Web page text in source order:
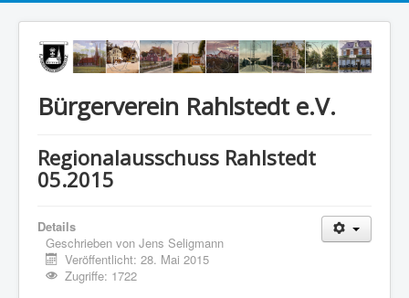
Bürgerverein Rahlstedt e.V.
Regionalausschuss Rahlstedt
05.2015
Details
Geschrieben von Jens Seligmann
Veröffentlicht: 28. Mai 2015
Zugriffe: 1722